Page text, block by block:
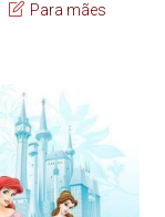
Para mães